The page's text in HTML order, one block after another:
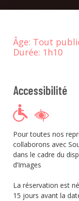
Âge: Tout
Durée: 1h10
Accessibilité
Pour toutes nos
collaborons avec
dans le cadre du
d’Images
La réservation est
15 jours avant la